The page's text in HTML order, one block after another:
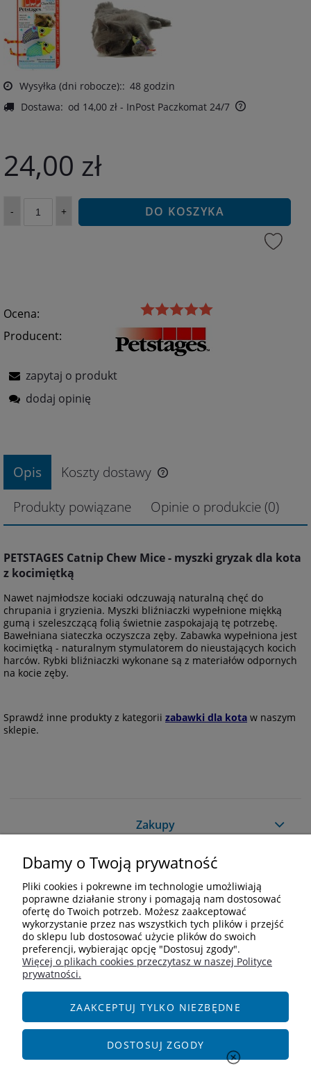
Wysyłka (dni robocze):: 48 godzin
Dostawa: od 14,00 zł - InPost Paczkomat 24/7
24,00 zł
- + DO KOSZYKA
Ocena:
Producent:
zapytaj o produkt
dodaj opinię
Opis
Koszty dostawy
Produkty powiązane
Opinie o produkcie (0)
PETSTAGES Catnip Chew Mice - myszki gryzak dla kota
z kocimiętką
Nawet najmłodsze kociaki odczuwają naturalną chęć do
chrupania i gryzienia. Myszki bliźniaczki wypełnione miękką
gumą i szeleszczącą folią świetnie zaspokajają tę potrzebę.
Bawełniana siateczka oczyszcza zęby. Zabawka wypełniona jest
kocimiętką - naturalnym stymulatorem do nieustających kocich
harców. Rybki bliźniaczki wykonane są z materiałów odpornych
na kocie zęby.
Sprawdź inne produkty z kategorii zabawki dla kota w naszym
sklepie.
Zakupy
Pomoc
Moje konto
Informacje
Kontakt
ul. Czereśniowa 18
55-095 Januszkowice
Social Media
Dbamy o Twoją prywatność
Pliki cookies i pokrewne im technologie umożliwiają
poprawne działanie strony i pomagają nam dostosować
ofertę do Twoich potrzeb. Możesz zaakceptować
wykorzystanie przez nas wszystkich tych plików i przejść
do sklepu lub dostosować użycie plików do swoich
preferencji, wybierając opcję "Dostosuj zgody".
Więcej o plikach cookies przeczytasz w naszej Polityce
prywatności.
ZAAKCEPTUJ TYLKO NIEZBĘDNE
DOSTOSUJ ZGODY